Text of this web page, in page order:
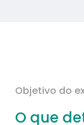
Objetivo do
O que